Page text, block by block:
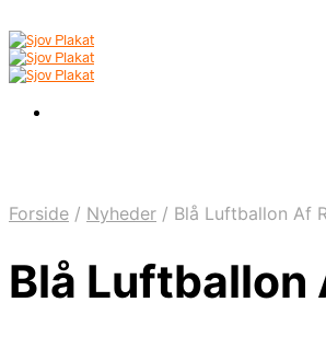
Forside / Nyheder / Blå Luftballon Af
Blå Luftballon